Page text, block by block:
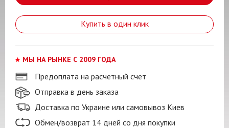
Купить в один клик
МЫ НА РЫНКЕ С 2009 ГОДА
Предоплата на расчетный счет
Отправка в день заказа
Доставка по Украине или самовывоз Киев
Обмен/возврат 14 дней со дня покупки